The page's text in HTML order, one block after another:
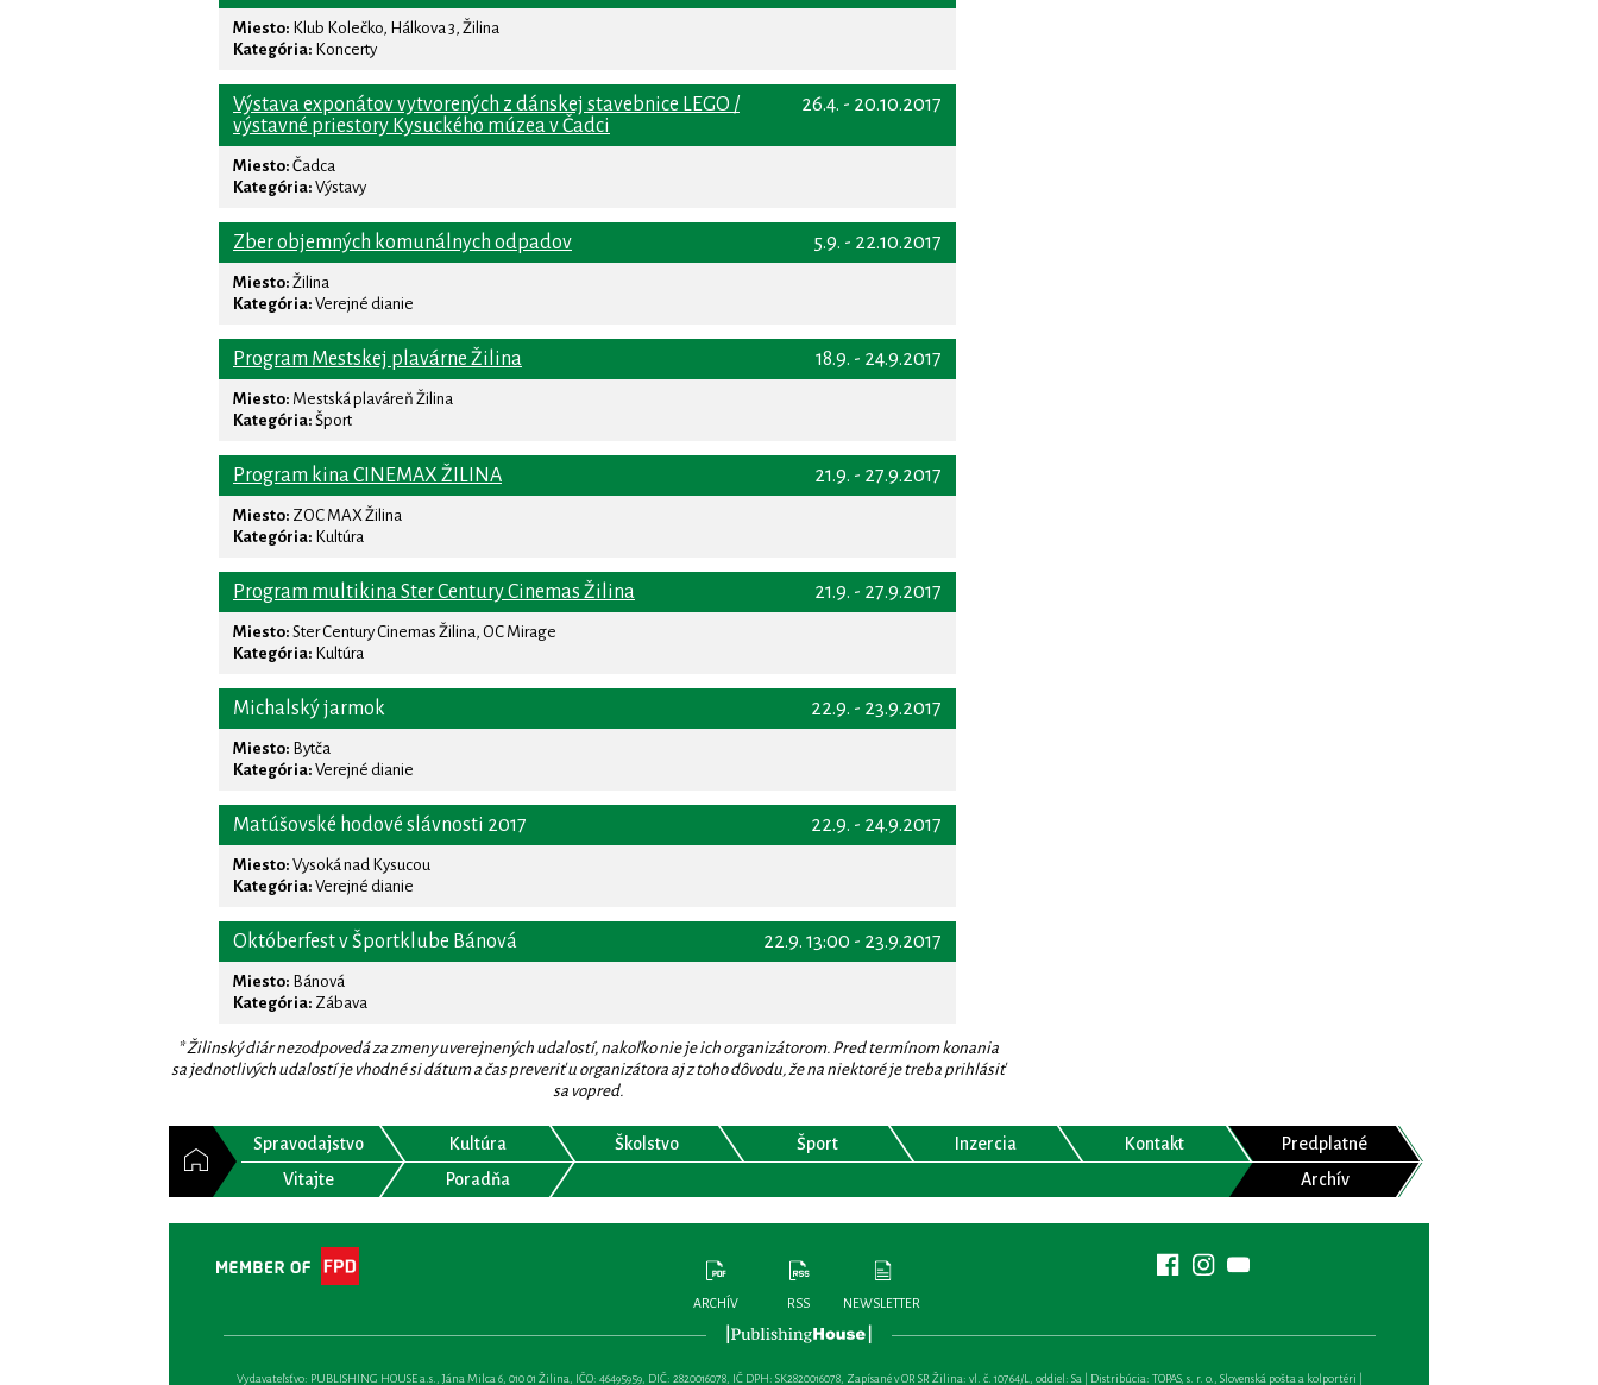
Miesto: Klub Kolečko, Hálkova 3, Žilina
Kategória: Koncerty
26.4. - 20.10.2017
Výstava exponátov vytvorených z dánskej stavebnice LEGO /
výstavné priestory Kysuckého múzea v Čadci
Miesto: Čadca
Kategória: Výstavy
5.9. - 22.10.2017
Zber objemných komunálnych odpadov
Miesto: Žilina
Kategória: Verejné dianie
18.9. - 24.9.2017
Program Mestskej plavárne Žilina
Miesto: Mestská plaváreň Žilina
Kategória: Šport
21.9. - 27.9.2017
Program kina CINEMAX ŽILINA
Miesto: ZOC MAX Žilina
Kategória: Kultúra
21.9. - 27.9.2017
Program multikina Ster Century Cinemas Žilina
Miesto: Ster Century Cinemas Žilina, OC Mirage
Kategória: Kultúra
22.9. - 23.9.2017
Michalský jarmok
Miesto: Bytča
Kategória: Verejné dianie
22.9. - 24.9.2017
Matúšovské hodové slávnosti 2017
Miesto: Vysoká nad Kysucou
Kategória: Verejné dianie
22.9. 13:00 - 23.9.2017
Októberfest v Športklube Bánová
Miesto: Bánová
Kategória: Zábava
* Žilinský diár nezodpovedá za zmeny uverejnených udalostí, nakoľko nie je ich organizátorom. Pred termínom konania
sa jednotlivých udalostí je vhodné si dátum a čas preveriť u organizátora aj z toho dôvodu, že na niektoré je treba prihlásiť
sa vopred.
Spravodajstvo Kultúra Školstvo Šport Inzercia Kontakt
Predplatné
Vitajte
Poradňa Archív
ARCHÍV RSS NEWSLETTER
Vydavateľsťvo: PUBLISHING HOUSE a.s., Jána Milca 6, 010 01 Žilina, IČO: 46495959, DIČ: 2820016078, IČ DPH: SK2820016078, Zapísané v OR SR Žilina: vl. č. 10764/L, oddiel: Sa | Distribúcia: TOPAS, s. r. o., Slovenská pošta a kolportéri |